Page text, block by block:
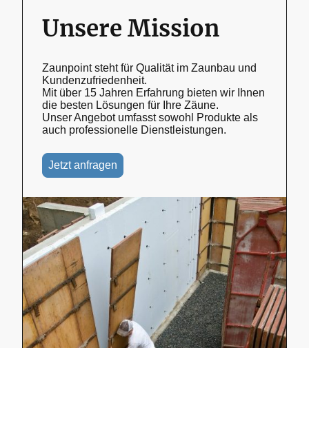
Unsere Mission
Zaunpoint steht für Qualität im Zaunbau und
Kundenzufriedenheit.
Mit über 15 Jahren Erfahrung bieten wir Ihnen
die besten Lösungen für Ihre Zäune.
Unser Angebot umfasst sowohl Produkte als
auch professionelle Dienstleistungen.
Jetzt anfragen